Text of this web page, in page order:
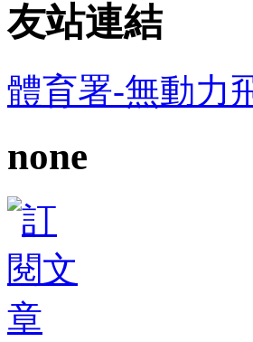
友站連結
體育署-無動力
none